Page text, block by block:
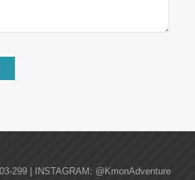
299 | INSTAGRAM: @KmonAdventure